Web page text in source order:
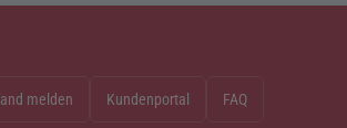
melden Kundenportal FAQ